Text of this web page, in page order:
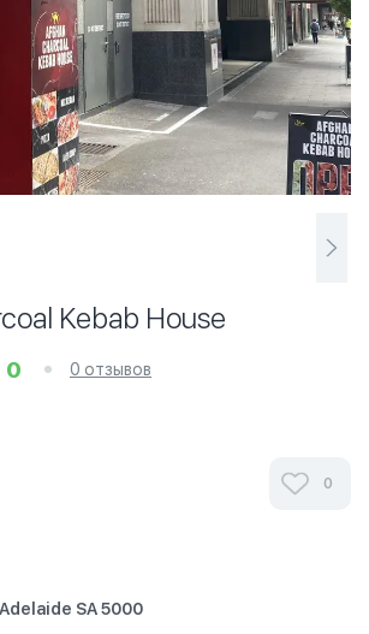
Kebab House
0 0 отзывов
0
SA 5000